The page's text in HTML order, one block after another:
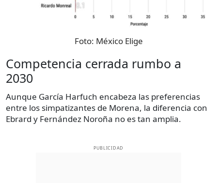
Foto: México Elige
Competencia cerrada rumbo a
2030
Aunque García Harfuch encabeza las preferencias
entre los simpatizantes de Morena, la diferencia con
Ebrard y Fernández Noroña no es tan amplia.
PUBLICIDAD